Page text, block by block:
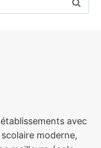
avec
moderne,